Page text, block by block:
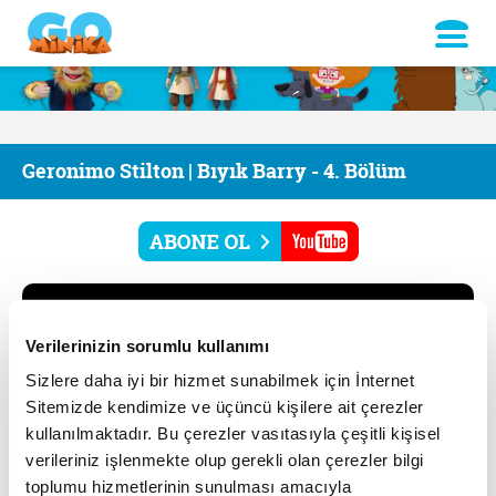
Verilerinizin sorumlu kullanımı
Sizlere daha iyi bir hizmet sunabilmek için İnternet
Sitemizde kendimize ve üçüncü kişilere ait çerezler
kullanılmaktadır. Bu çerezler vasıtasıyla çeşitli kişisel
verileriniz işlenmekte olup gerekli olan çerezler bilgi
toplumu hizmetlerinin sunulması amacıyla
Geronimo Stilton | Bıyık Barry - 4. Bölüm